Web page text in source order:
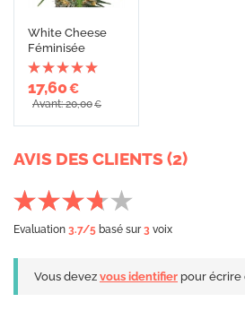
White Cheese
Féminisée
17,60€
Avant: 20,00€
AVIS DES CLIENTS (2)
Evaluation 3.7/5 basé sur3 voix
Vous devez vous identifier pour écrire